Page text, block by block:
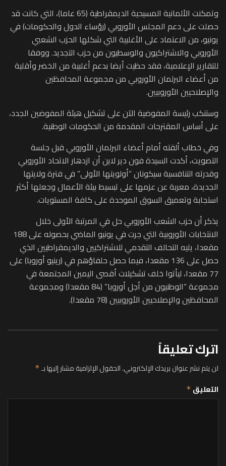
وتمكنت الألمانية المسيحية الديمقراطية (65 عاما)، التي كانت قد
حصلت على دعم المجلس الأوروبي (رؤساء الدول والحكومات) في
يونيو، من الاعتماد على الأغلبية التي شكلها الحزب الشعبي
الأوروبي والاشتراكيون والوسطيون من حزب التجديد. ووفقا
للتقارير الإعلامية، فقد حظيت أيضا بدعم أغلبية من الخضر وأقلية
من أعضاء البرلمان الأوروبي من مجموعة المحافظين
والإصلاحيين الأوروبيين.
وستنكب رئيسة المفوضية الآن على تشكيل هيئة المفوضين الجدد،
على أساس المقترحات المقدمة من الحكومات الوطنية.
وفي خطاب ألقته أمام أعضاء البرلمان الأوروبي قبل جلسة
التصويت، أكدت السيدة فون دير لاين أن ازدهار الاتحاد الأوروبي
وقدرته التنافسية سيكونان “أولويتها الأولى” في فترة ولايتها
الجديدة، معربة عن عزمها على تبسيط بيئة الأعمال وجعلها أكثر
استجابة وتعميق السوق الموحدة على كافة المستويات.
يذكر أن حزب الشعب الأوروبي حل في المرتبة الأولى خلال
الانتخابات الأوروبية التي جرت في يونيو الماضي بحصوله على 188
مقعدا، يليه التحالف التقدمي للاشتراكيين والديمقراطيين الذي
حصل على 136 مقعدا، فيما حصل حلفاؤهم في (رينيو أوروبا) على
77 مقعدا، ليأتوا خلف تشكيلات أقصى اليمين المجتمعة في
مجموعة “الوطنيون من أجل أوروبا” (84 مقعدا) ومجموعة
المحافظين والإصلاحيين الأوروبيين (78 مقعدا).
اترك تعليقاً
لن يتم نشر عنوان بريدك الإلكتروني.الحقول الإلزامية مشار إليها بـ*
التعليق *